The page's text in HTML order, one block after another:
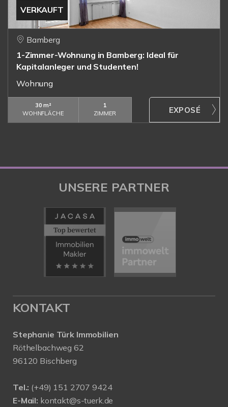
VERKAUFT
Bamberg
1-Zimmer-Wohnung in Bamberg: Ideal für
Kapitalanleger und Studenten!
Wohnung
30 m²
WOHNFLÄCHE
1
ZIMMER
UNSERE PARTNER
KONTAKT
Stephanie Türk Immobilien
Röthelbachweg 62
96120 Bischberg
Tel.: (+49) 151 2707 9424
E-Mail: kontakt@s-tuerk.de